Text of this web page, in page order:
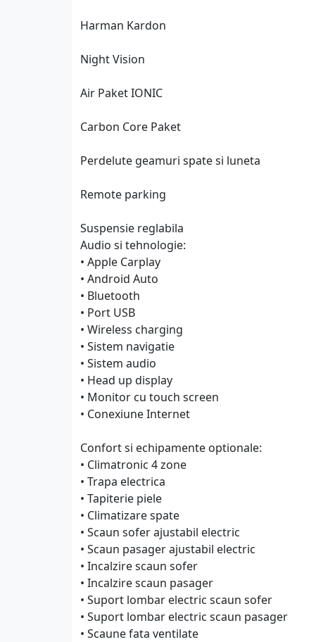
Harman Kardon
Night Vision
Air Paket IONIC
Carbon Core Paket
Perdelute geamuri spate si luneta
Remote parking
Suspensie reglabila
Audio si tehnologie:
• Apple Carplay
• Android Auto
• Bluetooth
• Port USB
• Wireless charging
• Sistem navigatie
• Sistem audio
• Head up display
• Monitor cu touch screen
• Conexiune Internet
Confort si echipamente optionale:
• Climatronic 4 zone
• Trapa electrica
• Tapiterie piele
• Climatizare spate
• Scaun sofer ajustabil electric
• Scaun pasager ajustabil electric
• Incalzire scaun sofer
• Incalzire scaun pasager
• Suport lombar electric scaun sofer
• Suport lombar electric scaun pasager
• Scaune fata ventilate